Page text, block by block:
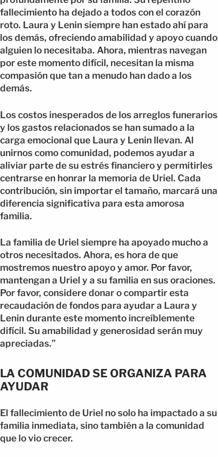
fallecimiento ha dejado a todos con el corazón
roto. Laura y Lenin siempre han estado ahí para
los demás, ofreciendo amabilidad y apoyo cuando
alguien lo necesitaba. Ahora, mientras navegan
por este momento difícil, necesitan la misma
compasión que tan a menudo han dado a los
demás.
Los costos inesperados de los arreglos funerarios
y los gastos relacionados se han sumado a la
carga emocional que Laura y Lenin llevan. Al
unirnos como comunidad, podemos ayudar a
aliviar parte de su estrés financiero y permitirles
centrarse en honrar la memoria de Uriel. Cada
contribución, sin importar el tamaño, marcará una
diferencia significativa para esta amorosa
familia.
La familia de Uriel siempre ha apoyado mucho a
otros necesitados. Ahora, es hora de que
mostremos nuestro apoyo y amor. Por favor,
mantengan a Uriel y a su familia en sus oraciones.
Por favor, considere donar o compartir esta
recaudación de fondos para ayudar a Laura y
Lenin durante este momento increíblemente
difícil. Su amabilidad y generosidad serán muy
apreciadas.”
LA COMUNIDAD SE ORGANIZA PARA
AYUDAR
El fallecimiento de Uriel no solo ha impactado a su
familia inmediata, sino también a la comunidad
que lo vio crecer.